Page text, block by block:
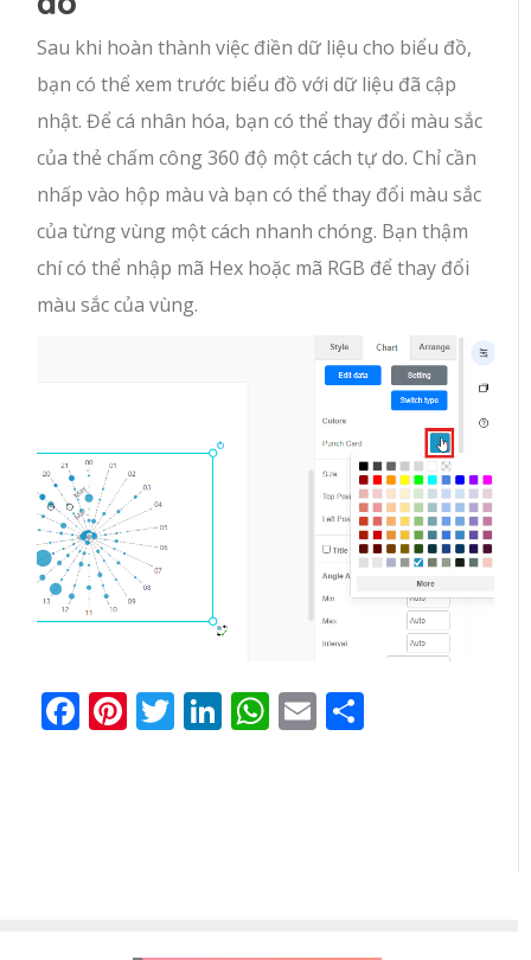
Sau khi hoàn thành việc điền dữ liệu cho biểu đồ,
bạn có thể xem trước biểu đồ với dữ liệu đã cập
nhật. Để cá nhân hóa, bạn có thể thay đổi màu sắc
của thẻ chấm công 360 độ một cách tự do. Chỉ cần
nhấp vào hộp màu và bạn có thể thay đổi màu sắc
của từng vùng một cách nhanh chóng. Bạn thậm
chí có thể nhập mã Hex hoặc mã RGB để thay đổi
màu sắc của vùng.
Facebook
Pinterest
Twitter
LinkedIn
WhatsApp
Email